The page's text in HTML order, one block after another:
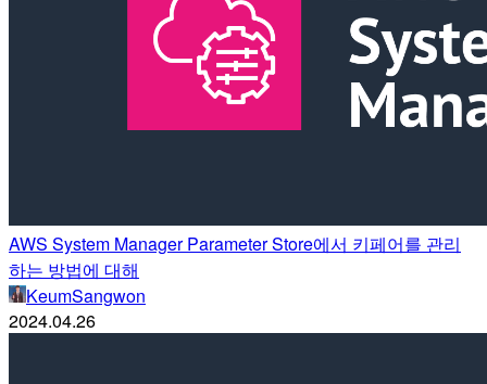
AWS System Manager Parameter Store에서 키페어를 관리
하는 방법에 대해
KeumSangwon
2024.04.26